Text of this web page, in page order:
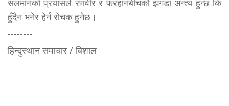
सलमानको प्रयासले रणवीर र फरहानबीचको झगडा अन्त्य हुन्छ कि
हुँदैन भनेर हेर्न रोचक हुनेछ।
--------
हिन्दुस्थान समाचार / बिशाल